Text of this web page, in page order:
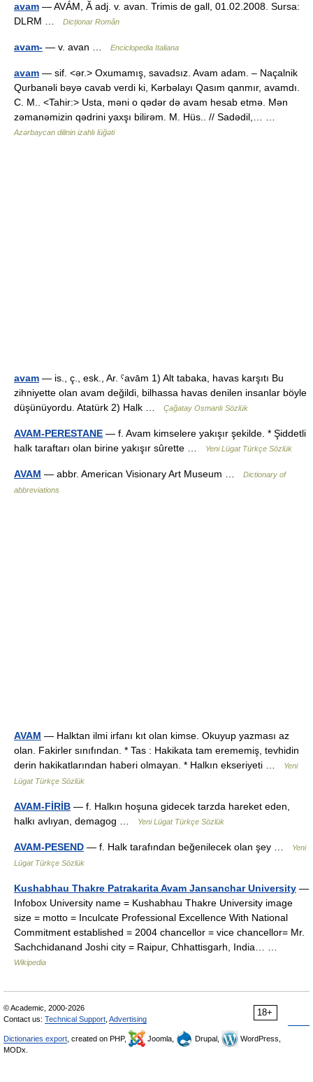
avam — AVÁM, Ă adj. v. avan. Trimis de gall, 01.02.2008. Sursa:
DLRM …
Dicționar Român
avam- — v. avan … Enciclopedia Italiana
avam — sif. <ər.> Oxumamış, savadsız. Avam adam. – Naçalnik
Qurbanəli bəyə cavab verdi ki, Kərbəlayı Qasım qanmır, avamdı.
C. M.. <Tahir:> Usta, məni o qədər də avam hesab etmə. Mən
zəmanəmizin qədrini yaxşı bilirəm. M. Hüs.. // Sadədil,… …
Azərbaycan dilinin izahlı lüğəti
avam — is., ç., esk., Ar. ˁavām 1) Alt tabaka, havas karşıtı Bu
zihniyette olan avam değildi, bilhassa havas denilen insanlar böyle
düşünüyordu. Atatürk 2) Halk …
Çağatay Osmanlı Sözlük
AVAM-PERESTANE — f. Avam kimselere yakışır şekilde. * Şiddetli
halk taraftarı olan birine yakışır sûrette …
Yeni Lügat Türkçe Sözlük
AVAM — abbr. American Visionary Art Museum …
Dictionary of
abbreviations
AVAM — Halktan ilmi irfanı kıt olan kimse. Okuyup yazması az
olan. Fakirler sınıfından. * Tas : Hakikata tam erememiş, tevhidin
derin hakikatlarından haberi olmayan. * Halkın ekseriyeti …
Yeni
Lügat Türkçe Sözlük
AVAM-FİRİB — f. Halkın hoşuna gidecek tarzda hareket eden,
halkı avlıyan, demagog …
Yeni Lügat Türkçe Sözlük
AVAM-PESEND — f. Halk tarafından beğenilecek olan şey …
Yeni
Lügat Türkçe Sözlük
Kushabhau Thakre Patrakarita Avam Jansanchar University —
Infobox University name = Kushabhau Thakre University image
size = motto = Inculcate Professional Excellence With National
Commitment established = 2004 chancellor = vice chancellor= Mr.
Sachchidanand Joshi city = Raipur, Chhattisgarh, India… …
Wikipedia
18+
© Academic, 2000-2026
Contact us: Technical Support Advertising
Dictionaries export , created on PHP, Joomla, Drupal,
WordPress,
MODx.